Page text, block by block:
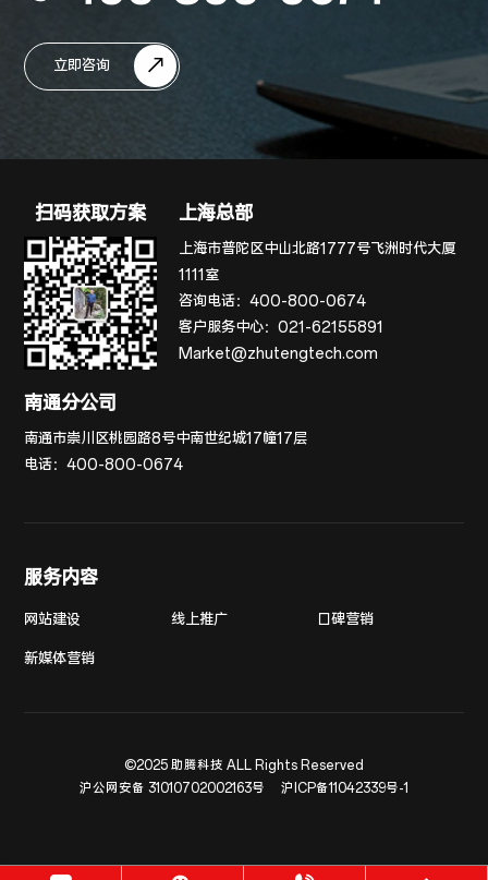
立即咨询
扫码获取方案 上海总部
上海市普陀区中山北路1777号飞洲时代大厦
1111室
咨询电话：400-800-0674
客户服务中心：021-62155891
Market@zhutengtech.com
南通分公司
南通市崇川区桃园路8号中南世纪城17幢17层
电话：400-800-0674
服务内容
网站建设 线上推广 口碑营销
新媒体营销
©2025 助腾科技 ALL Rights Reserved
沪公网安备 31010702002163号
沪ICP备11042339号-1